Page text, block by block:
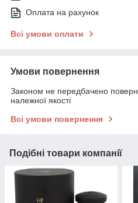
Оплата на рахунок
Всі умови оплати
Умови повернення
Законом не передбачено
належної якості
Всі умови повернення
Подібні товари компанії